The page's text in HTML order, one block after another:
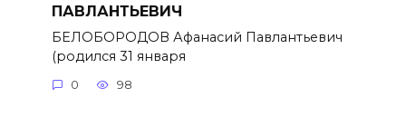
ПАВЛАНТЬЕВИЧ
БЕЛОБОРОДОВ Афанасий Павлантьевич
(родился 31 января
0 98